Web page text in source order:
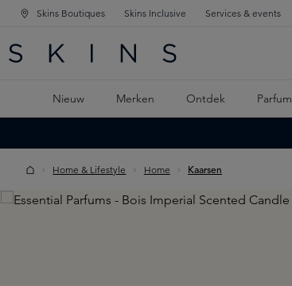
NAVIGATIE
DE HOOFDINHOUD
Skins Boutiques Skins Inclusive Services & events
Nieuw Merken Ontdek Parfum
Home & Lifestyle Home Kaarsen
Skip image gallery